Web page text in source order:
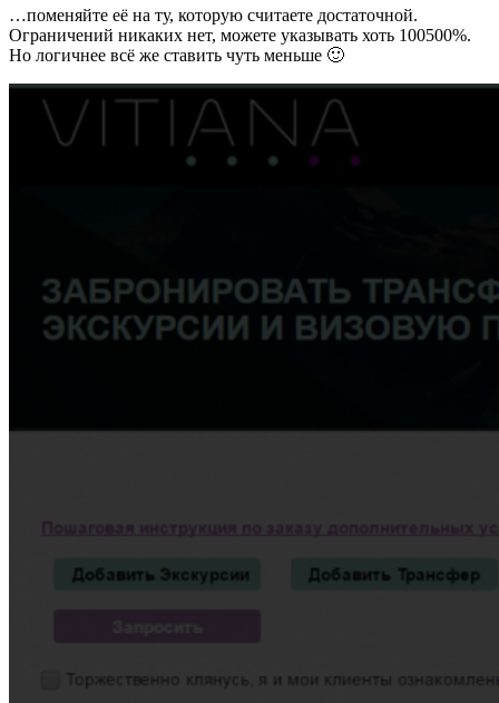
…поменяйте её на ту, которую считаете достаточной.
Ограничений никаких нет, можете указывать хоть 100500%.
Но логичнее всё же ставить чуть меньше 🙂